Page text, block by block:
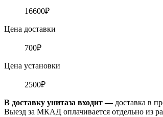
16600₽
Цена доставки
700₽
Цена установки
2500₽
В доставку унитаза входит — доставка в
Выезд за МКАД оплачивается отдельно из